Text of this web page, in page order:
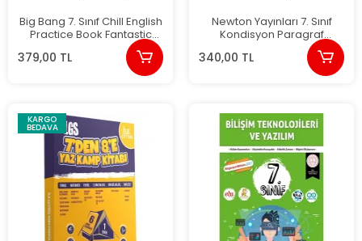
Big Bang 7. Sınıf Chill English
Practice Book Fantastic
Four Quiz Book Ünite Afişleri
379,00 TL
Newton Yayınları 7. Sınıf
Kondisyon Paragraf
Denemeleri 30 Adet
340,00 TL
KARGO
BEDAVA